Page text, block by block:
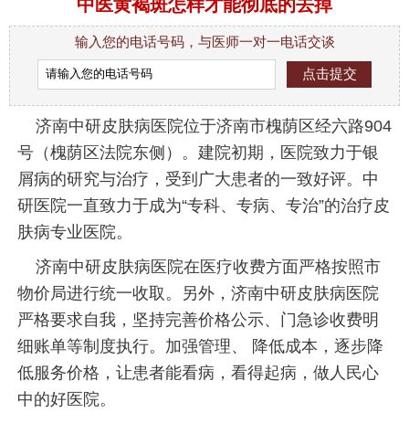
中医黄褐斑怎样才能彻底的去掉
输入您的电话号码，与医师一对一电话交谈
济南中研皮肤病医院位于济南市槐荫区经六路904
号（槐荫区法院东侧）。建院初期，医院致力于银
屑病的研究与治疗，受到广大患者的一致好评。中
研医院一直致力于成为“专科、专病、专治”的治疗皮
肤病专业医院。
济南中研皮肤病医院在医疗收费方面严格按照市
物价局进行统一收取。另外，济南中研皮肤病医院
严格要求自我，坚持完善价格公示、门急诊收费明
细账单等制度执行。加强管理、 降低成本，逐步降
低服务价格，让患者能看病，看得起病，做人民心
中的好医院。